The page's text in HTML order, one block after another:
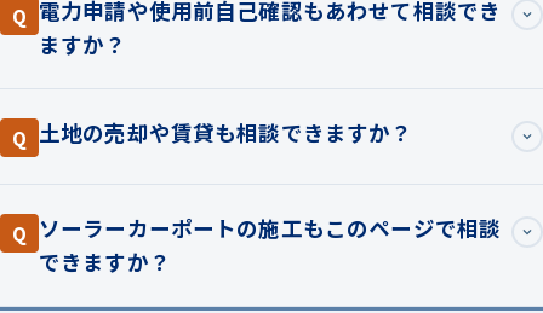
Q 電力申請や使用前自己確認もあわせて相談でき
ますか？
Q 土地の売却や賃貸も相談できますか？
Q ソーラーカーポートの施工もこのページで相談
できますか？